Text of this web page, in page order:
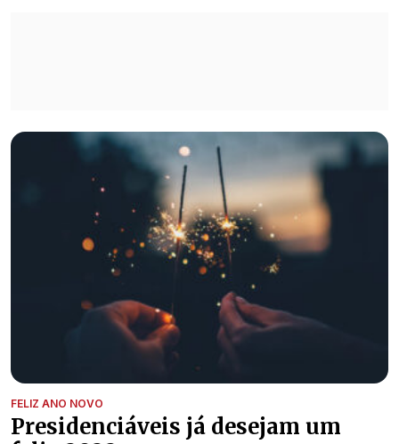
FELIZ ANO NOVO
Presidenciáveis já desejam um